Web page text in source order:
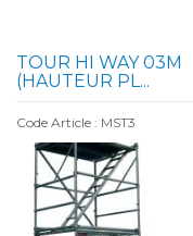
TOUR HI WAY 03M
(HAUTEUR PL...
Code Article : MST3